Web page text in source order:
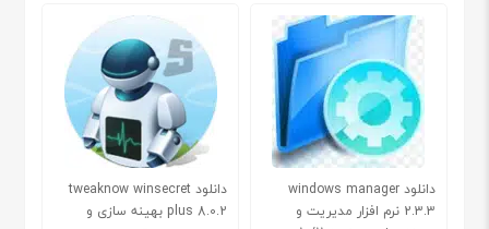
دانلود windows manager
2.3.3 نرم افزار مدیریت و
دانلود tweaknow winsecret
plus 8.0.2 بهینه سازی و